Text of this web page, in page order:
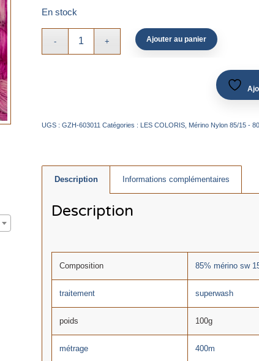
En stock
Ajouter au panier
UGS : GZH-603011 Catégories : LES COLORIS, Mérino Nylon 85/15 -
Description Informations complémentaires
Description
Composition 85% mérino sw
traitement superwash
poids 100g
métrage 400m